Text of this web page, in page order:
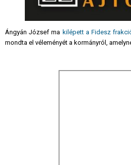
Ángyán József ma kilépett a Fidesz
mondta el véleményét a kormányról,